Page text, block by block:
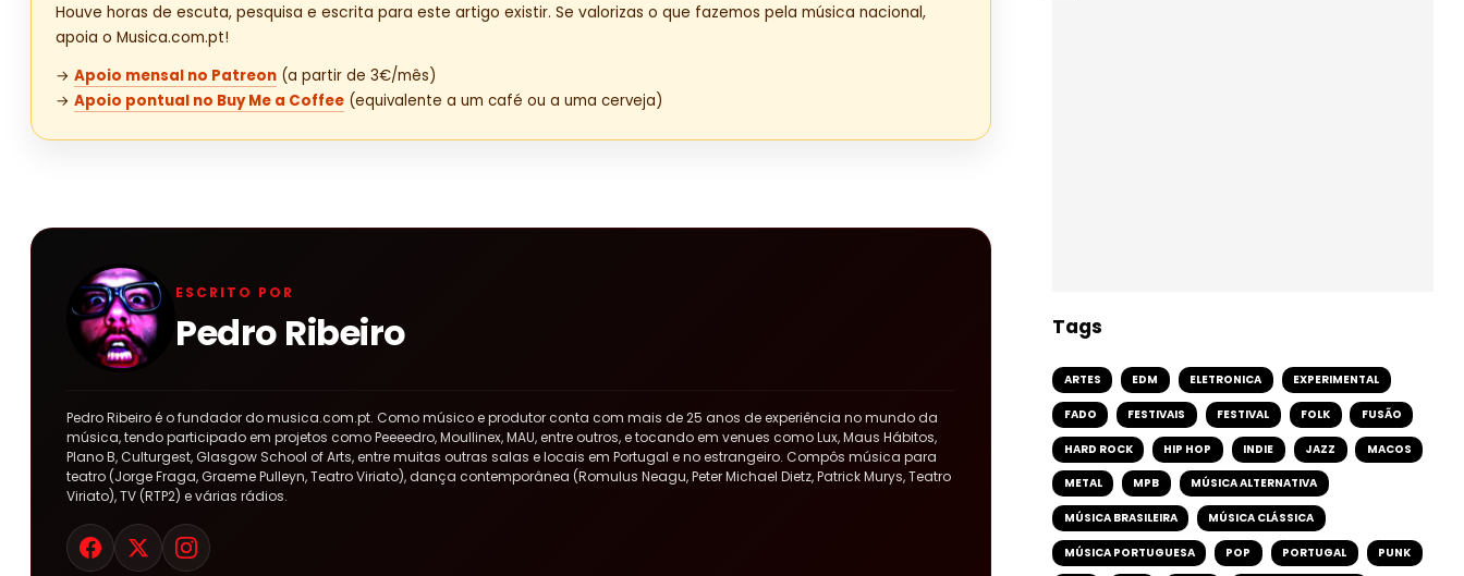
Houve horas de escuta, pesquisa e escrita para este artigo existir. Se valorizas o que fazemos pela música nacional,
apoia o Musica.com.pt!
→ Apoio mensal no Patreon (a partir de 3€/mês)
→ Apoio pontual no Buy Me a Coffee (equivalente a um café ou a uma cerveja)
ESCRITO POR
Pedro Ribeiro
Pedro Ribeiro é o fundador do musica.com.pt. Como músico e produtor conta com mais de 25 anos de experiência no mundo da
música, tendo participado em projetos como Peeeedro, Moullinex, MAU, entre outros, e tocando em venues como Lux, Maus Hábitos,
Plano B, Culturgest, Glasgow School of Arts, entre muitas outras salas e locais em Portugal e no estrangeiro. Compôs música para
teatro (Jorge Fraga, Graeme Pulleyn, Teatro Viriato), dança contemporânea (Romulus Neagu, Peter Michael Dietz, Patrick Murys, Teatro
Viriato), TV (RTP2) e várias rádios.
Tags
ARTES EDM ELETRONICA EXPERIMENTAL
FADO FESTIVAIS FESTIVAL FOLK FUSÃO
HARD ROCK HIP HOP INDIE JAZZ MACOS
METAL MPB MÚSICA ALTERNATIVA
MÚSICA BRASILEIRA MÚSICA CLÁSSICA
MÚSICA PORTUGUESA POP PORTUGAL PUNK